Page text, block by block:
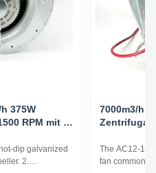
375W
RPM mit 0-
dip galvanized
2.
7000m3/h
The AC12-12
fan commonly